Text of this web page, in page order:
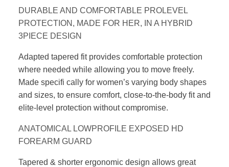
DURABLE AND COMFORTABLE PROLEVEL
PROTECTION, MADE FOR HER, IN A HYBRID
3PIECE DESIGN
Adapted tapered fit provides comfortable protection
where needed while allowing you to move freely.
Made specifi cally for women’s varying body shapes
and sizes, to ensure comfort, close-to-the-body fit and
elite-level protection without compromise.
ANATOMICAL LOWPROFILE EXPOSED HD
FOREARM GUARD
Tapered & shorter ergonomic design allows great